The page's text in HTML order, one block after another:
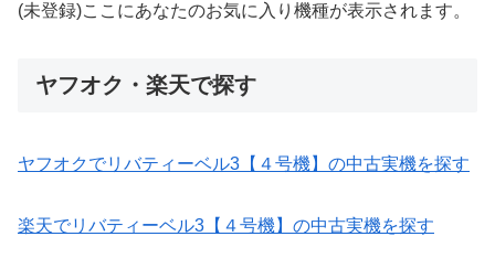
(未登録)ここにあなたのお気に入り機種が表示されます。
ヤフオク・楽天で探す
ヤフオクでリバティーベル3【４号機】の中古実機を探す
楽天でリバティーベル3【４号機】の中古実機を探す